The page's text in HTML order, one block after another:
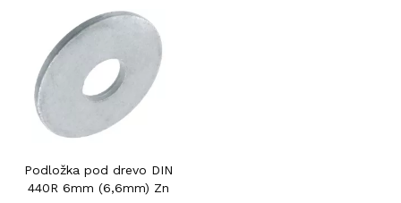
Podložka pod drevo DIN
440R 6mm (6,6mm) Zn